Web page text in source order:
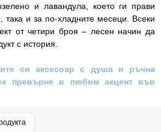
и лавандула, което ги прави
така и за по-хладните месеци. Всеки
от четири броя – лесен начин да
с история.
си аксесоар с душа и ръчна
превърне в любим акцент във